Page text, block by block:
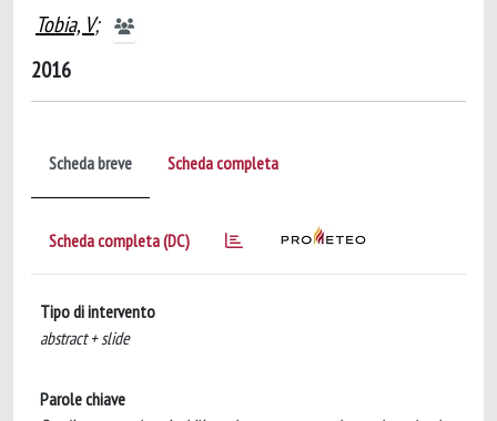
Tobia, V;
2016
Scheda breve Scheda completa
Scheda completa (DC)
Tipo di intervento
abstract + slide
Parole chiave